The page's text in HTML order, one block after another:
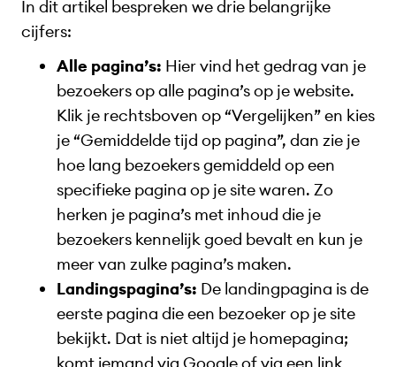
In dit artikel bespreken we drie belangrijke
cijfers:
Alle pagina’s: Hier vind het gedrag van je
bezoekers op alle pagina’s op je website.
Klik je rechtsboven op “Vergelijken” en kies
je “Gemiddelde tijd op pagina”, dan zie je
hoe lang bezoekers gemiddeld op een
specifieke pagina op je site waren. Zo
herken je pagina’s met inhoud die je
bezoekers kennelijk goed bevalt en kun je
meer van zulke pagina’s maken.
Landingspagina’s: De landingpagina is de
eerste pagina die een bezoeker op je site
bekijkt. Dat is niet altijd je homepagina;
komt iemand via Google of via een link